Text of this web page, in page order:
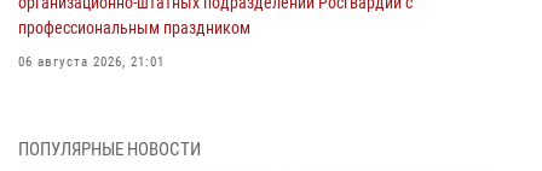
профессиональным праздником
06 августа 2026, 21:01
Росгвардии (видео)
ПОПУЛЯРНЫЕ НОВОСТИ